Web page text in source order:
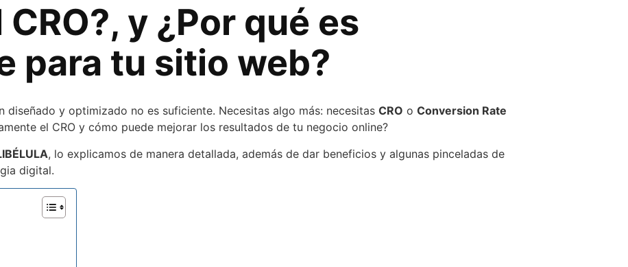
y ¿Por qué es
para tu sitio web?
diseñado y optimizado no es suficiente. Necesitas algo más: necesitas CRO o Conversion Rate
el CRO y cómo puede mejorar los resultados de tu negocio online?
, lo explicamos de manera detallada, además de dar beneficios y algunas pinceladas de
digital.